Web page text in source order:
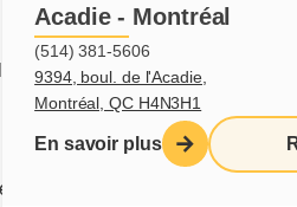
Acadie - Montréal
(514) 381-5606
9394, boul. de l'Acadie,
Montréal, QC H4N3H1
En savoir plus
l’action demandée